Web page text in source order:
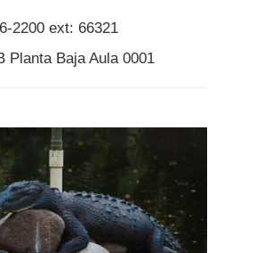
2200 ext: 66321
Planta Baja Aula 0001